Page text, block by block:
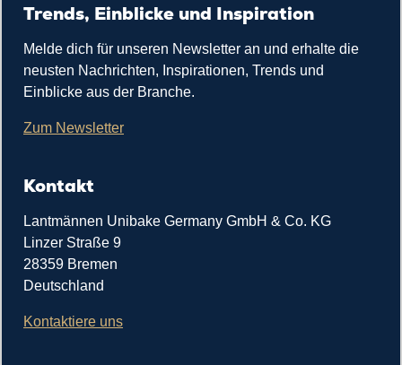
Trends, Einblicke und Inspiration
Melde dich für unseren Newsletter an und erhalte die
neusten Nachrichten, Inspirationen, Trends und
Einblicke aus der Branche.
Zum Newsletter
Kontakt
Lantmännen Unibake Germany GmbH & Co. KG
Linzer Straße 9
28359 Bremen
Deutschland
Kontaktiere uns